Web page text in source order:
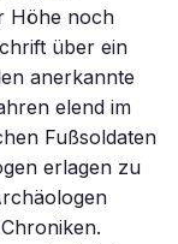
Höhe noch
über ein
anerkannte
elend im
Fußsoldaten
erlagen zu